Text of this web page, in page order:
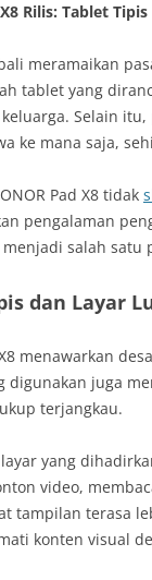
Rilis: Tablet
meramaikan
tablet yang
Selain
ke mana saja,
Pad X8 tidak
pengalaman
salah satu
dan Layar
menawarkan
digunakan juga
terjangkau.
yang
video,
tampilan terasa
konten visual